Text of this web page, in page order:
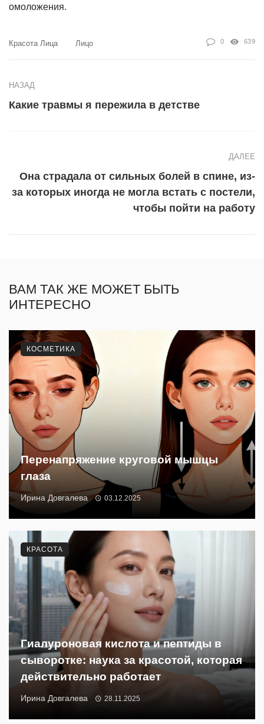
омоложения.
Красота Лица Лицо 0 639
НАЗАД
Какие травмы я пережила в детстве
ДАЛЕЕ
Она страдала от сильных болей в спине, из-
за которых иногда не могла встать с постели,
чтобы пойти на работу
ВАМ ТАК ЖЕ МОЖЕТ БЫТЬ
ИНТЕРЕСНО
Перенапряжение круговой мышцы
глаза
Ирина Довгалева 03.12.2025
КОСМЕТИКА
Гиалуроновая кислота и пептиды в
сыворотке: наука за красотой, которая
действительно работает
Ирина Довгалева 28.11.2025
КРАСОТА